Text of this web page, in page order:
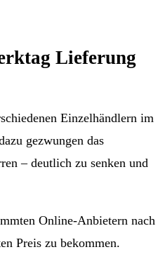
Lieferung
Einzelhändlern im
gezwungen das
– deutlich zu senken und
Online-Anbietern nach
Preis zu bekommen.